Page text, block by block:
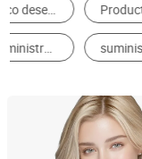
Cama de Hospital
SHANGHAI BIOHA
LIMITED